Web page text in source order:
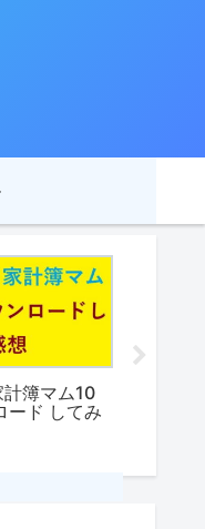
簿マム10
ード してみ